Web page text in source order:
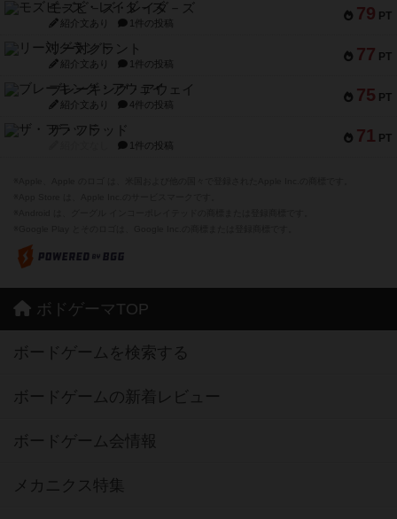
79 PT
モズビ－ズ・レイダ－ズ
紹介文あり 1件の投稿
77 PT
リー対グラント
紹介文あり 1件の投稿
75 PT
ブレーキング・アウェイ
紹介文あり 4件の投稿
71 PT
ザ・フラッド
1件の投稿
ボドゲーマTOP
ボードゲームを検索する
ボードゲームの新着レビュー
ボードゲーム会情報
メカニクス特集